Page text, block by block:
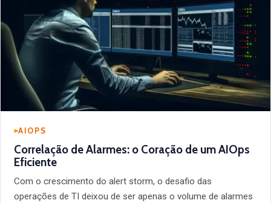
AIOPS
Correlação de Alarmes: o Coração de um AIOps
Eficiente
Com o crescimento do alert storm, o desafio das
operações de TI deixou de ser apenas o volume de alarmes